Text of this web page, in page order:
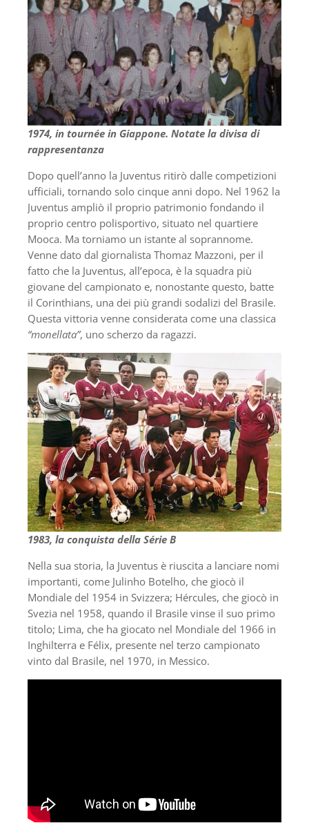
1974, in tournée in Giappone. Notate la divisa di
rappresentanza
Dopo quell’anno la Juventus ritirò dalle competizioni
ufficiali, tornando solo cinque anni dopo. Nel 1962 la
Juventus ampliò il proprio patrimonio fondando il
proprio centro polisportivo, situato nel quartiere
Mooca. Ma torniamo un istante al soprannome.
Venne dato dal giornalista Thomaz Mazzoni, per il
fatto che la Juventus, all’epoca, è la squadra più
giovane del campionato e, nonostante questo, batte
il Corinthians, una dei più grandi sodalizi del Brasile.
Questa vittoria venne considerata come una classica
“monellata”, uno scherzo da ragazzi.
1983, la conquista della Série B
Nella sua storia, la Juventus è riuscita a lanciare nomi
importanti, come Julinho Botelho, che giocò il
Mondiale del 1954 in Svizzera; Hércules, che giocò in
Svezia nel 1958, quando il Brasile vinse il suo primo
titolo; Lima, che ha giocato nel Mondiale del 1966 in
Inghilterra e Félix, presente nel terzo campionato
vinto dal Brasile, nel 1970, in Messico.